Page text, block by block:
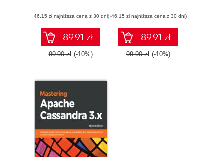
(46,15 zł najniższa cena z 30 dni)
89.91 zł
99.90 zł (-10%)
(46,15 zł najniższa cena z 30 dni)
89.91 zł
99.90 zł (-10%)